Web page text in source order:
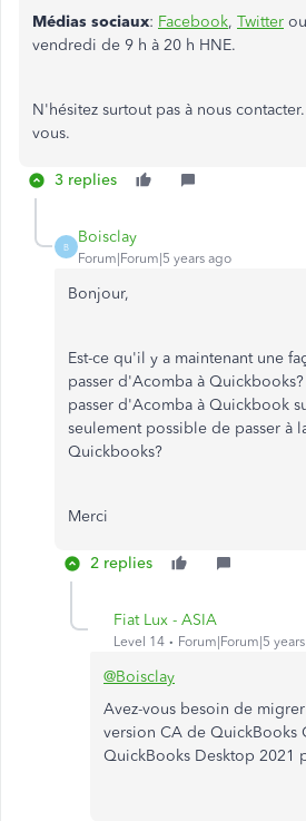
Médias sociaux: Facebook, Twitter ou
vendredi de 9 h à 20 h HNE.
N'hésitez surtout pas à nous
vous.
3 replies
B
Boisclay
Forum|Forum|5 years ago
Bonjour,
Est-ce qu'il y a maintenant une
passer d'Acomba à
passer d'Acomba à Quickbook
seulement possible de passer à
Quickbooks?
Merci
2 replies
Fiat Lux - ASIA
Level 14 Forum|Forum|5
@Boisclay
Avez-vous besoin de
version CA de QuickBooks
QuickBooks Desktop 2021